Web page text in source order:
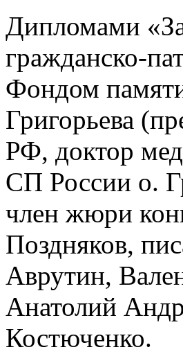
Дипломами
гражданско-
Фондом
Григорьева
РФ, доктор
СП России о.
член жюри
Поздняков,
Аврутин,
Анатолий
Костюченко.